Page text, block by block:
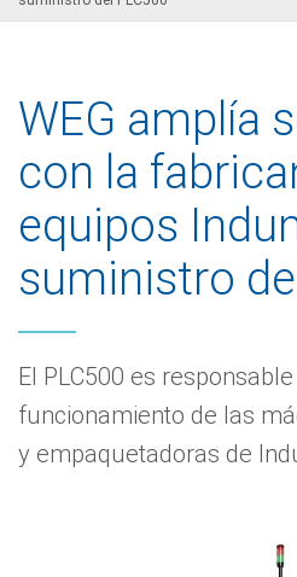
WEG amplía
con la
equipos
suministro
El PLC500 es
funcionamiento de las
y empaquetadoras de